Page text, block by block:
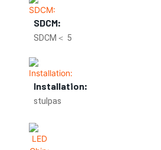
SDCM:
SDCM＜ 5
Installation:
stulpas